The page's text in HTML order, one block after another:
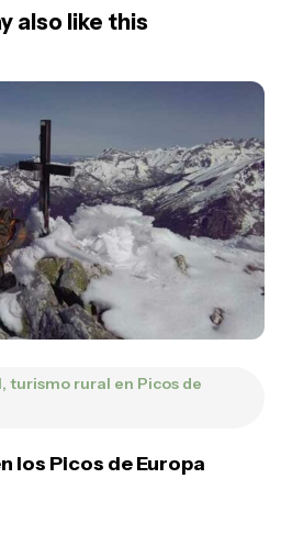
also like this
turismo rural en Picos de
los Picos de Europa